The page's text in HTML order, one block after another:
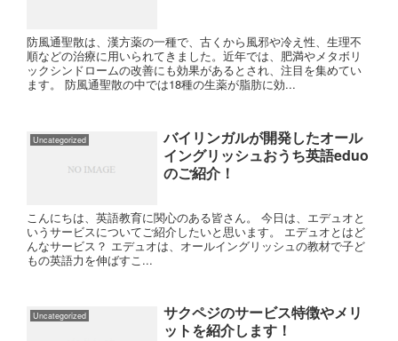
防風通聖散は、漢方薬の一種で、古くから風邪や冷え性、生理不
順などの治療に用いられてきました。近年では、肥満やメタボリ
ックシンドロームの改善にも効果があるとされ、注目を集めてい
ます。 防風通聖散の中では18種の生薬が脂肪に効...
Uncategorized
バイリンガルが開発したオール
イングリッシュおうち英語eduo
のご紹介！
こんにちは、英語教育に関心のある皆さん。 今日は、エデュオと
いうサービスについてご紹介したいと思います。 エデュオとはど
んなサービス？ エデュオは、オールイングリッシュの教材で子ど
もの英語力を伸ばすこ...
Uncategorized
サクペジのサービス特徴やメリ
ットを紹介します！